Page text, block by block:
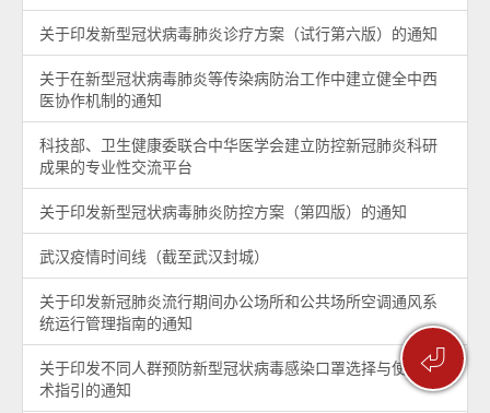
⏎
关于印发新型冠状病毒肺炎诊疗方案（试行第六版）的通知
关于在新型冠状病毒肺炎等传染病防治工作中建立健全中西
医协作机制的通知
科技部、卫生健康委联合中华医学会建立防控新冠肺炎科研
成果的专业性交流平台
关于印发新型冠状病毒肺炎防控方案（第四版）的通知
武汉疫情时间线（截至武汉封城）
关于印发新冠肺炎流行期间办公场所和公共场所空调通风系
统运行管理指南的通知
关于印发不同人群预防新型冠状病毒感染口罩选择与使用技
术指引的通知